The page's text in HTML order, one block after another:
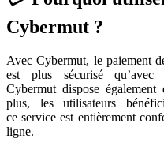
Cybermut ?
Avec Cybermut, le paiement
est plus sécurisé
Cybermut dispose
plus, les utilisateurs
ce service est entièrement
ligne.